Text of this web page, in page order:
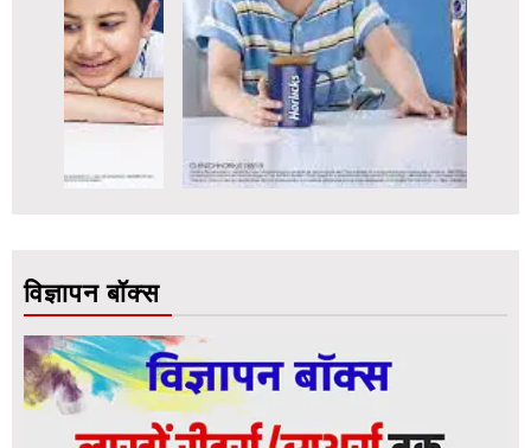
विज्ञापन बॉक्स